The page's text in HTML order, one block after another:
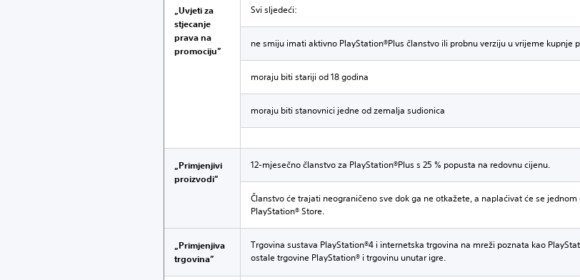
„Uvjeti za
stjecanje
prava na
promociju”
Svi sljedeći:
ne smiju imati aktivno PlayStation®Plus članstvo ili probnu verziju u vrijeme kupnje
moraju biti stariji od 18 godina
moraju biti stanovnici jedne od zemalja sudionica
„Primjenjivi
proizvodi”
12-mjesečno članstvo za PlayStation®Plus s 25 % popusta na redovnu cijenu.
Članstvo će trajati neograničeno sve dok ga ne otkažete, a naplaćivat će se
PlayStation® Store.
„Primjenjiva
trgovina”
Trgovina sustava PlayStation®4 i internetska trgovina na mreži poznata kao
ostale trgovine PlayStation® i trgovinu unutar igre.